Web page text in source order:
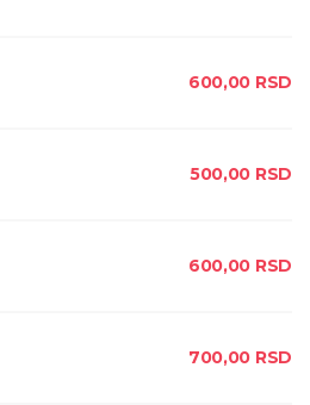
600,00 RSD
500,00 RSD
600,00 RSD
700,00 RSD